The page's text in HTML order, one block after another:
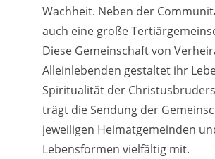
Wachheit. Neben der
auch eine große
Diese Gemeinschaft von
Alleinlebenden gestaltet ihr
Spiritualität der
trägt die Sendung der
jeweiligen Heimatgemeinden
Lebensformen vielfältig mit.